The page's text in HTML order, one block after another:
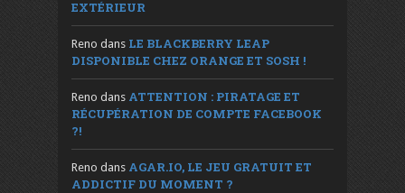
EXTÉRIEUR
Reno dans LE BLACKBERRY LEAP
DISPONIBLE CHEZ ORANGE ET SOSH !
Reno dans ATTENTION : PIRATAGE ET
RÉCUPÉRATION DE COMPTE FACEBOOK
?!
Reno dans AGAR.IO, LE JEU GRATUIT ET
ADDICTIF DU MOMENT ?